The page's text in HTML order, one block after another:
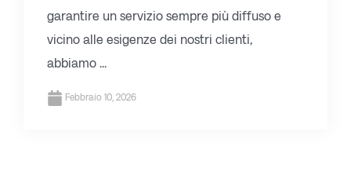
garantire un servizio sempre più diffuso e
vicino alle esigenze dei nostri clienti,
abbiamo ...
Febbraio 10, 2026